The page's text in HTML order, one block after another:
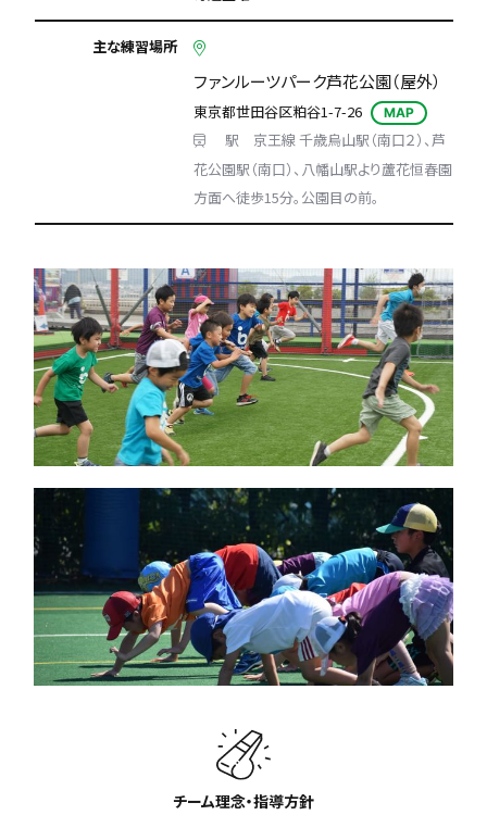
主な練習場所
ファンルーツパーク芦花公園（屋外）
東京都世田谷区粕谷1-7-26 MAP
駅 京王線 千歳烏山駅（南口２）、芦
花公園駅（南口）、八幡山駅より蘆花恒春園
方面へ徒歩15分。公園目の前。
チーム理念・指導方針